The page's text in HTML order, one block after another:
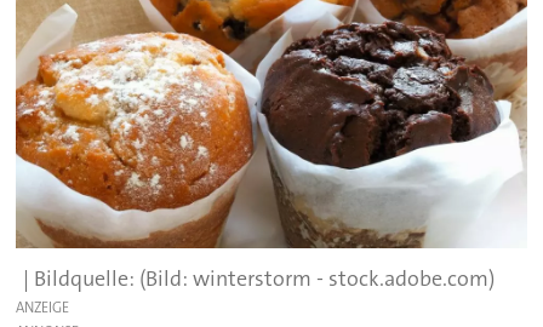
(Bild: winterstorm - stock.adobe.com)
ANZEIGE